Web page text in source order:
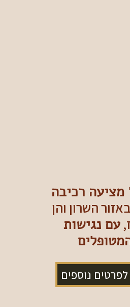
מציעה רכיבה
השרון והן
עם נגישות
נוספים